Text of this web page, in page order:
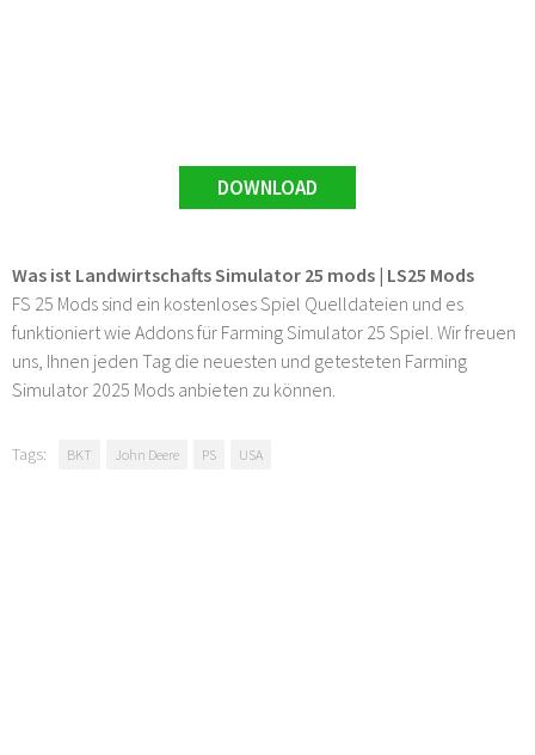
DOWNLOAD
Was ist Landwirtschafts Simulator 25 mods | LS25 Mods
FS 25 Mods sind ein kostenloses Spiel Quelldateien und es
funktioniert wie Addons für Farming Simulator 25 Spiel. Wir freuen
uns, Ihnen jeden Tag die neuesten und getesteten Farming
Simulator 2025 Mods anbieten zu können.
Tags: BKT John Deere PS USA